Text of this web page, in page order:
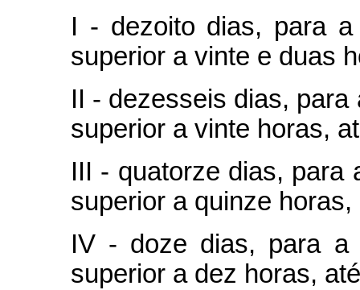
I - dezoito dias, para
superior a vinte e duas
II - dezesseis dias,
superior a vinte horas,
III - quatorze dias, para
superior a quinze
IV - doze dias, para a
superior a dez horas,